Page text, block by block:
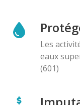
Les
eaux
(601)